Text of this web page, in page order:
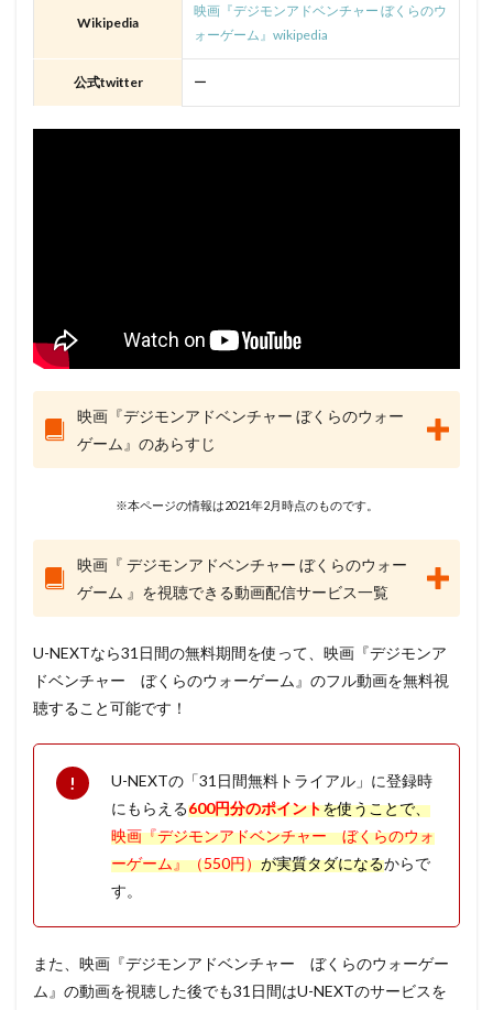
Wikipedia
映画『デジモンアドベンチャー ぼくらのウ
ォーゲーム』wikipedia
公式twitter ー
映画『デジモンアドベンチャー ぼくらのウォー
ゲーム』のあらすじ
※本ページの情報は2021年2月時点のものです。
映画『 デジモンアドベンチャー ぼくらのウォー
ゲーム 』を視聴できる動画配信サービス一覧
U-NEXTなら31日間の無料期間を使って、映画『デジモンア
ドベンチャー ぼくらのウォーゲーム』のフル動画を無料視
聴すること可能です！
U-NEXTの「31日間無料トライアル」に登録時
にもらえる600円分のポイントを使うことで、
映画『デジモンアドベンチャー ぼくらのウォ
ーゲーム』（550円）が実質タダになるからで
す。
また、映画『デジモンアドベンチャー ぼくらのウォーゲー
ム』の動画を視聴した後でも31日間はU-NEXTのサービスを